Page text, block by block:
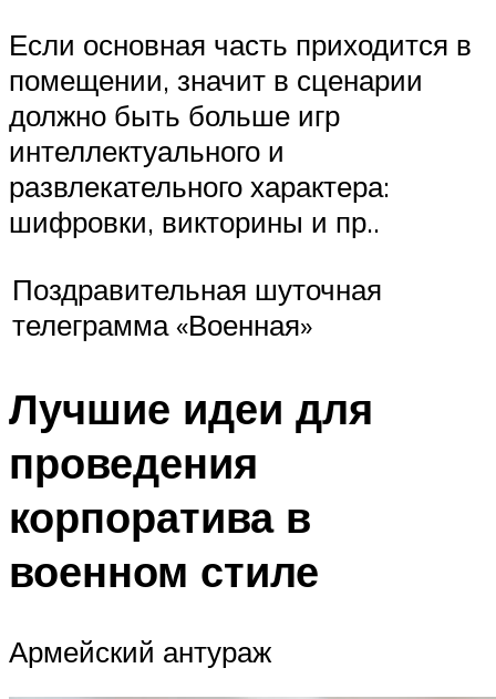
Если основная часть приходится в
помещении, значит в сценарии
должно быть больше игр
интеллектуального и
развлекательного характера:
шифровки, викторины и пр..
Поздравительная шуточная
телеграмма «Военная»
Лучшие идеи для
проведения
корпоратива в
военном стиле
Армейский антураж